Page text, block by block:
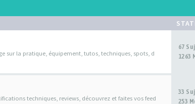
sur la pratique, équipement, tutos, techniques, spots, d
67
1263
techniques, reviews, découvrez et faites vos feed
33
253